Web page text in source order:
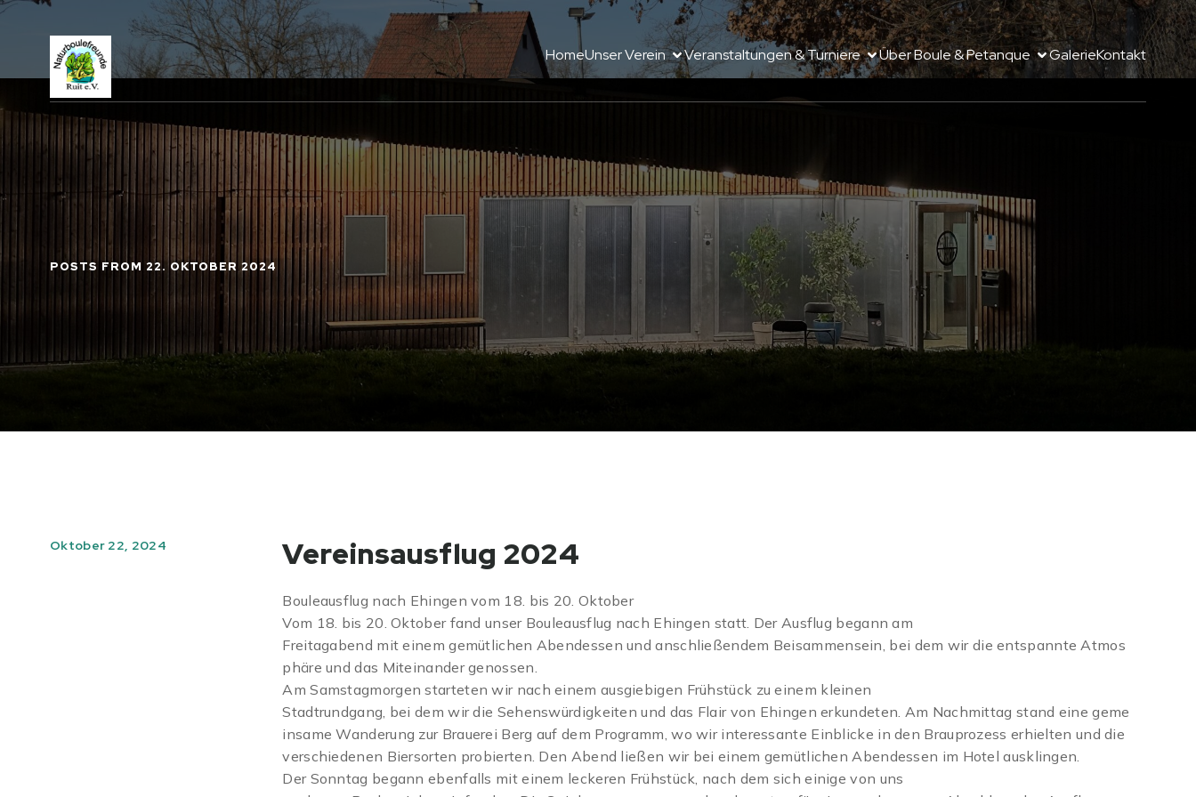
HomeUnser Verein Veranstaltungen & Turniere Über Boule & Petanque GalerieKontakt
POSTS FROM 22. OKTOBER 2024
Oktober 22, 2024 Vereinsausflug 2024
Bouleausflug nach Ehingen vom 18. bis 20. Oktober
Vom 18. bis 20. Oktober fand unser Bouleausflug nach Ehingen statt. Der Ausflug begann am
Freitagabend mit einem gemütlichen Abendessen und anschließendem Beisammensein, bei dem wir die entspannte Atmos
phäre und das Miteinander genossen.
Am Samstagmorgen starteten wir nach einem ausgiebigen Frühstück zu einem kleinen
Stadtrundgang, bei dem wir die Sehenswürdigkeiten und das Flair von Ehingen erkundeten. Am Nachmittag stand eine geme
insame Wanderung zur Brauerei Berg auf dem Programm, wo wir interessante Einblicke in den Brauprozess erhielten und die
verschiedenen Biersorten probierten. Den Abend ließen wir bei einem gemütlichen Abendessen im Hotel ausklingen.
Der Sonntag begann ebenfalls mit einem leckeren Frühstück, nach dem sich einige von uns